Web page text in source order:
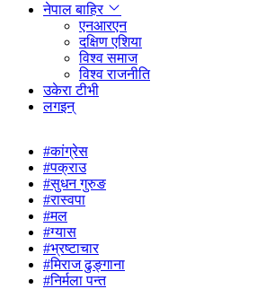
नेपाल बाहिर
एनआरएन
दक्षिण एशिया
विश्व समाज
विश्व राजनीति
उकेरा टीभी
लगइन्
#कांग्रेस
#पक्राउ
#सुधन गुरुङ
#रास्वपा
#मल
#ग्यास
#भ्रष्टाचार
#मिराज ढुङ्गाना
#निर्मला पन्त